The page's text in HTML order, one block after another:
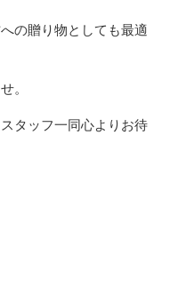
の贈り物としても最適
。
タッフ一同心よりお待